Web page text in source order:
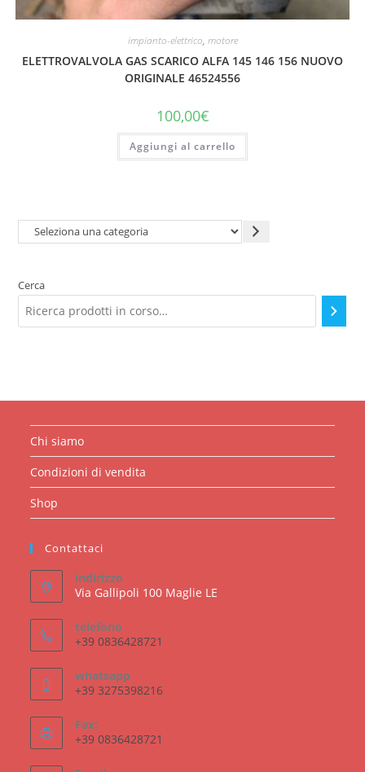
impianto-elettrico, motore
ELETTROVALVOLA GAS SCARICO ALFA 145 146 156 NUOVO
ORIGINALE 46524556
100,00€
Aggiungi al carrello
Seleziona
Cerca
Chi siamo
Condizioni di vendita
Shop
Contattaci
indirizzo
Via Gallipoli 100 Maglie LE
telefono
+39 0836428721
whatsapp
+39 3275398216
Fax:
+39 0836428721